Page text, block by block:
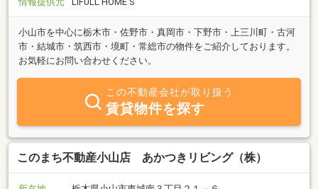
小山市を中心に栃木市・佐野市・真岡市・下野市・上三川町・古河
市・結城市・筑西市・境町・常総市の物件をご紹介しております。
お気軽にお問い合わせください。
この不動産会社が取り扱う
賃貸物件を探す
このまち不動産小山店 あかつきリビング（株）